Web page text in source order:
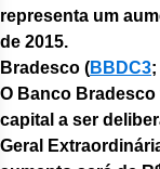
representa um
de 2015.
Bradesco (BBDC3;
O Banco
capital a ser
Geral